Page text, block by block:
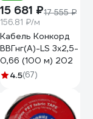
15 681 ₽17 555 ₽
156.81 ₽/м
Кабель Конкорд
ВВГнг(А)-LS 3х2,5-
0,66 (100 м) 202
4.5(67)